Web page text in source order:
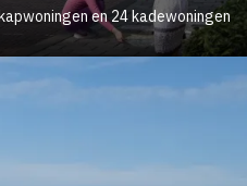
en 24 kadewoningen